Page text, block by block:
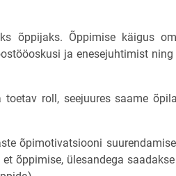
õppijaks. Õppimise käigus
ja enesejuhtimist
roll, seejuures saame
õpimotivatsiooni
õppimise, ülesandega